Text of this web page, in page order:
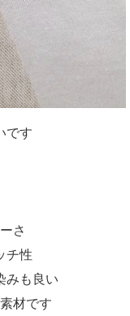
です
さ
チ性
みも良い
材です